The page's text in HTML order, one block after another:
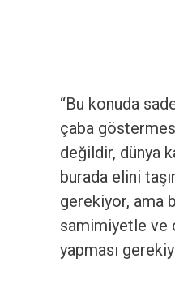
“Bu konuda
çaba
değildir, dünya
burada elini
gerekiyor, ama
samimiyetle ve
yapması